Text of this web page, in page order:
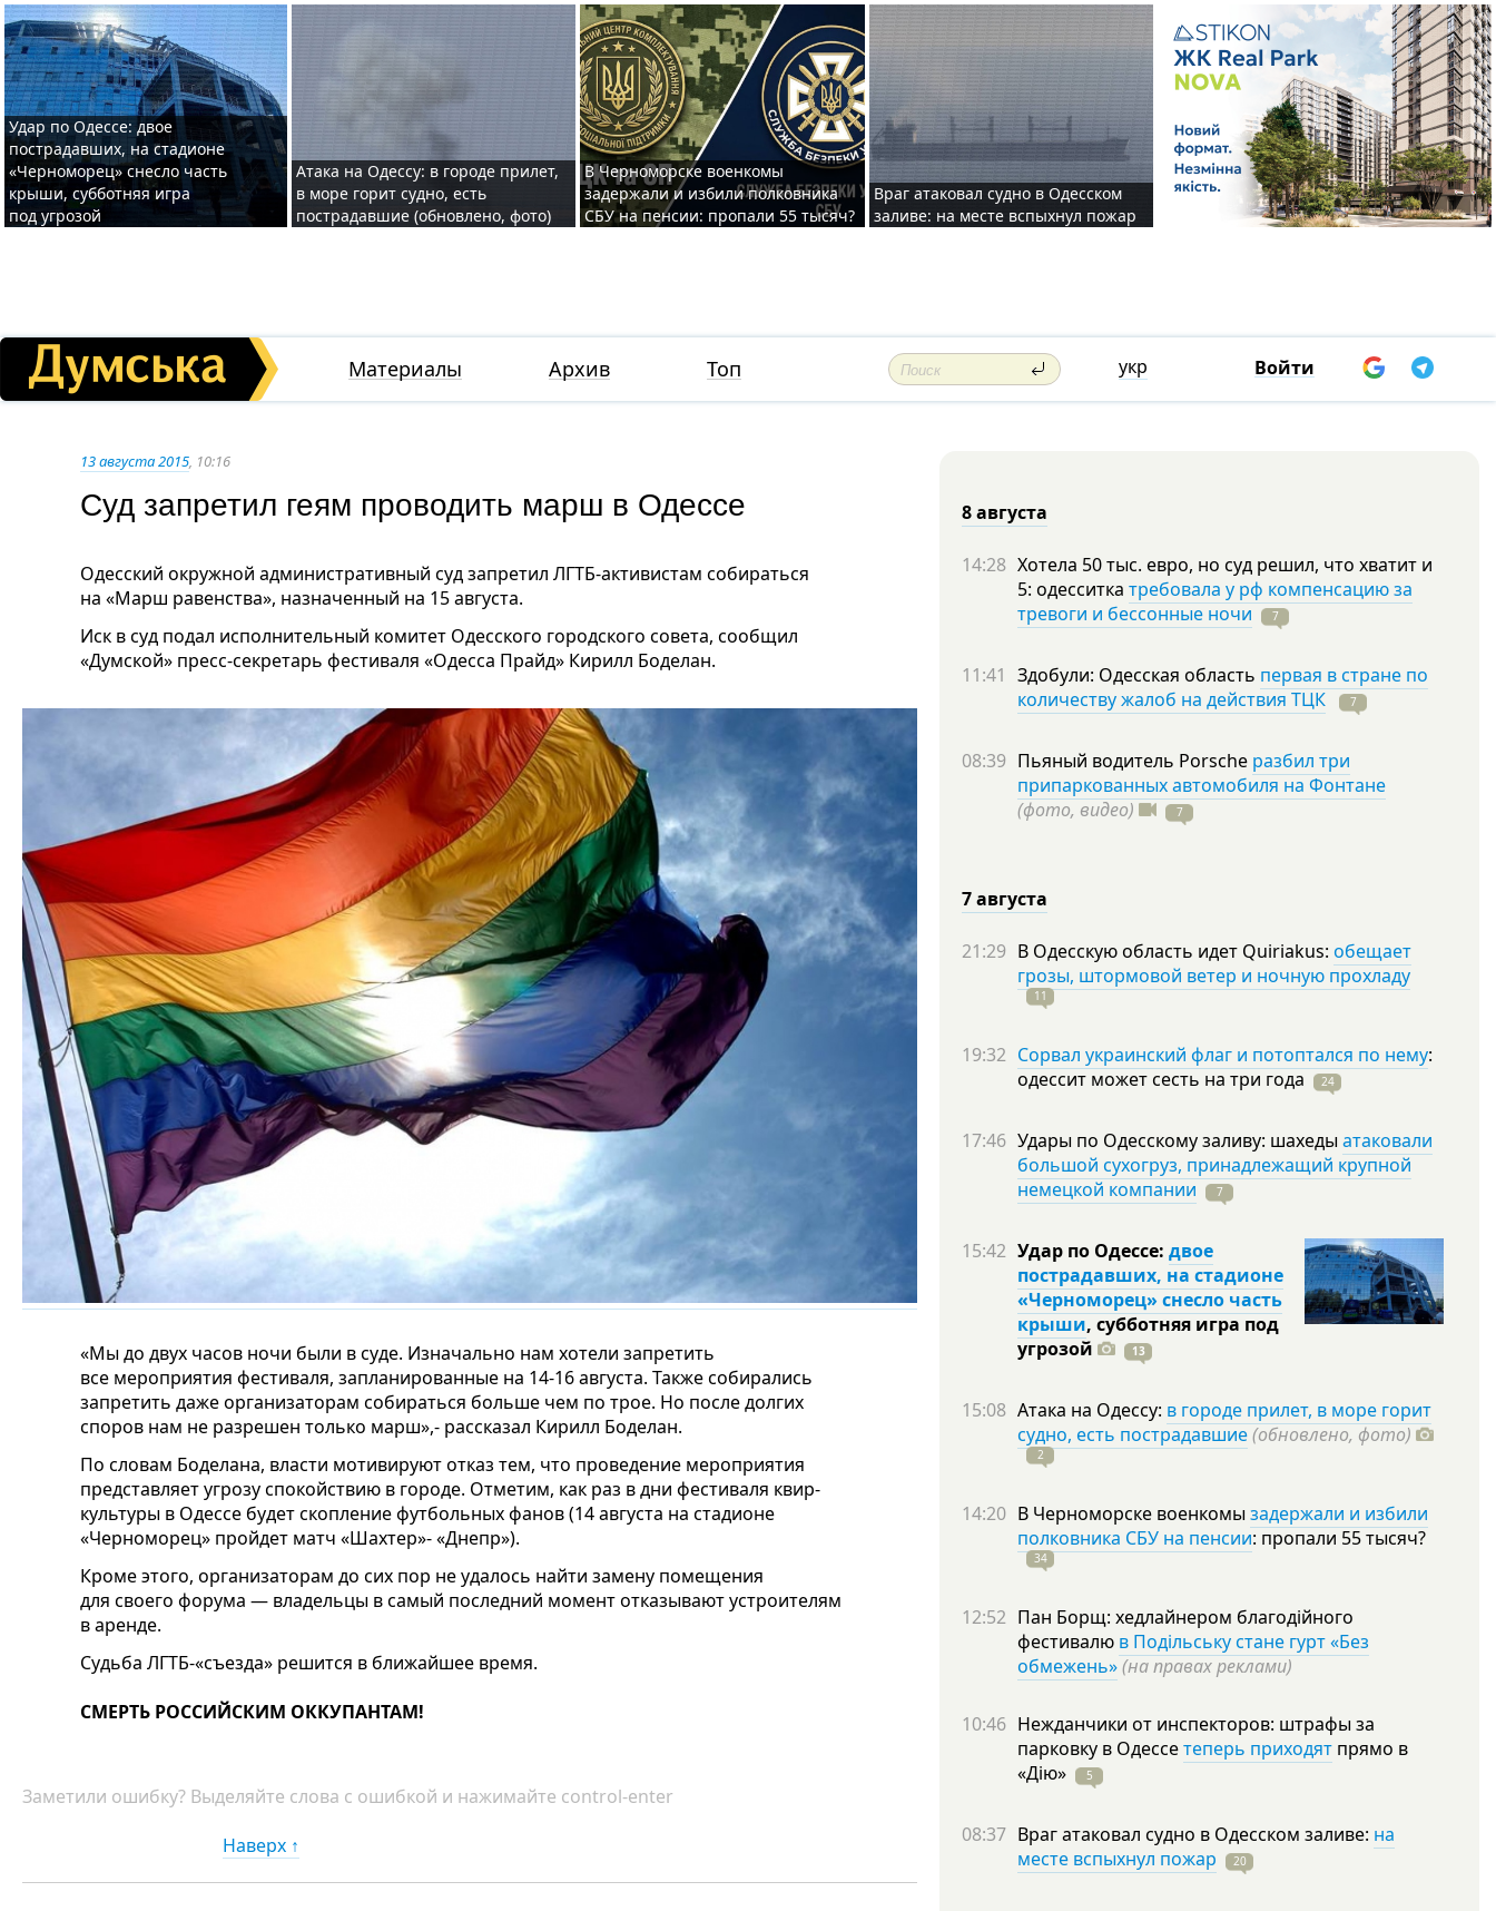
Удар по Одессе: двое
пострадавших, на стадионе
«Черноморец» снесло часть
крыши, субботняя игра
под угрозой
Атака на Одессу: в городе прилет,
в море горит судно, есть
пострадавшие (обновлено, фото)
В Черноморске военкомы
задержали и избили полковника
СБУ на пенсии: пропали 55 тысяч?
Враг атаковал судно в Одесском
заливе: на месте вспыхнул пожар
Материалы Архив Топ укр Войти
13 августа 2015, 10:16
Суд запретил геям проводить марш в Одессе
Одесский окружной административный суд запретил ЛГТБ-активистам собираться
на «Марш равенства», назначенный на 15 августа.
Иск в суд подал исполнительный комитет Одесского городского совета, сообщил
«Думской» пресс-секретарь фестиваля «Одесса Прайд» Кирилл Боделан.
«Мы до двух часов ночи были в суде. Изначально нам хотели запретить
все мероприятия фестиваля, запланированные на 14-16 августа. Также собирались
запретить даже организаторам собираться больше чем по трое. Но после долгих
споров нам не разрешен только марш»,- рассказал Кирилл Боделан.
По словам Боделана, власти мотивируют отказ тем, что проведение мероприятия
представляет угрозу спокойствию в городе. Отметим, как раз в дни фестиваля квир-
культуры в Одессе будет скопление футбольных фанов (14 августа на стадионе
«Черноморец» пройдет матч «Шахтер»- «Днепр»).
Кроме этого, организаторам до сих пор не удалось найти замену помещения
для своего форума — владельцы в самый последний момент отказывают устроителям
в аренде.
Судьба ЛГТБ-«съезда» решится в ближайшее время.
СМЕРТЬ РОССИЙСКИМ ОККУПАНТАМ!
Заметили ошибку? Выделяйте слова с ошибкой и нажимайте control-enter
Наверх ↑
8 августа
14:28 Хотела 50 тыс. евро, но суд решил, что хватит и
5: одесситка требовала у рф компенсацию за
тревоги и бессонные ночи
7
11:41 Здобули: Одесская область первая в стране по
количеству жалоб на действия ТЦК
7
08:39 Пьяный водитель Porsche разбил три
припаркованных автомобиля на Фонтане
(фото, видео)
7
7 августа
21:29 В Одесскую область идет Quiriakus: обещает
грозы, штормовой ветер и ночную прохладу
11
19:32 Сорвал украинский флаг и потоптался по нему:
одессит может сесть на три года 24
17:46 Удары по Одесскому заливу: шахеды атаковали
большой сухогруз, принадлежащий крупной
немецкой компании
7
15:42 Удар по Одессе: двое
пострадавших, на стадионе
«Черноморец» снесло часть
крыши, субботняя игра под
угрозой
13
15:08 Атака на Одессу: в городе прилет, в море горит
судно, есть пострадавшие(обновлено, фото)
2
14:20 В Черноморске военкомы задержали и избили
полковника СБУ на пенсии: пропали 55тысяч?
34
12:52 Пан Борщ: хедлайнером благодійного
фестивалю в Подільську стане гурт «Без
обмежень»(на правах реклами)
10:46 Нежданчики от инспекторов: штрафы за
парковку в Одессетеперь приходят прямо в
«Дію»
5
08:37 Враг атаковал судно в Одесском заливе: на
месте вспыхнул пожар
20